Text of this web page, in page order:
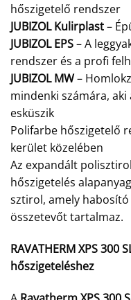
hőszigetelő rendszer
JUBIZOL Kulirplast–
JUBIZOL EPS– A
rendszer és a profi
JUBIZOL MW–
mindenki számára,
esküszik
Polifarbe hőszigetelő
kerület közelében
Az expandált
hőszigetelés
sztirol, amely
összetevőt tartalmaz.
RAVATHERM XPS 300
hőszigeteléshez